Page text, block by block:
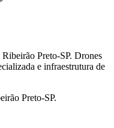
Preto-SP. Drones
e infraestrutura de
Preto-SP.